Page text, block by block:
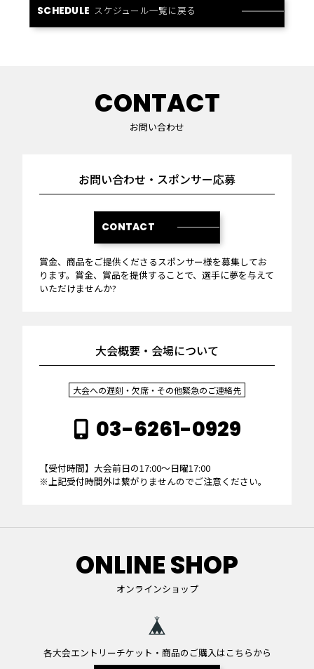
SCHEDULE スケジュール一覧に戻る
CONTACT
お問い合わせ
お問い合わせ・スポンサー応募
CONTACT
賞金、商品をご提供くださるスポンサー様を募集してお
ります。賞金、賞品を提供することで、選手に夢を与えて
いただけませんか?
大会概要・会場について
大会への遅刻・欠席・その他緊急のご連絡先
03-6261-0929
【受付時間】大会前日の17:00～日曜17:00
※上記受付時間外は繋がりませんのでご注意ください。
ONLINE SHOP
オンラインショップ
各大会エントリーチケット・商品のご購入はこちらから